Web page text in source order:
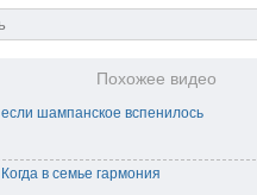
Похожее видео
если шампанское вспенилось
Когда в семье гармония